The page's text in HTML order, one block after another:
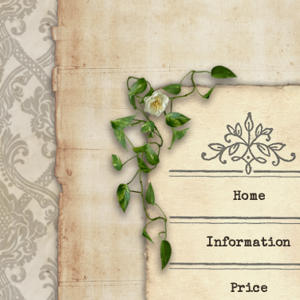
Home
Information
Price